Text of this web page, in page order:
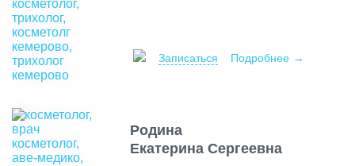
Записаться Подробнее
Родина
Екатерина Сергеевна